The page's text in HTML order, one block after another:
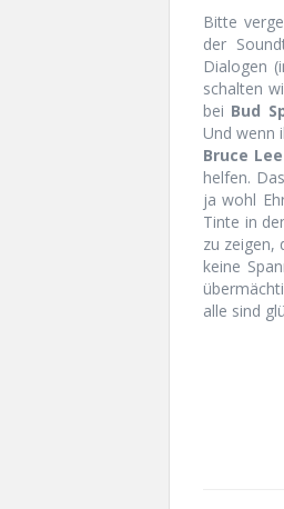
Bitte
der
Dialogen
schalten
bei Bud
Und wenn
Bruce Lee
helfen.
ja wohl
Tinte in
zu zeigen,
keine
alle sind